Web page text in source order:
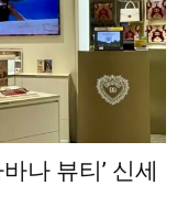
나 뷰티’ 신세